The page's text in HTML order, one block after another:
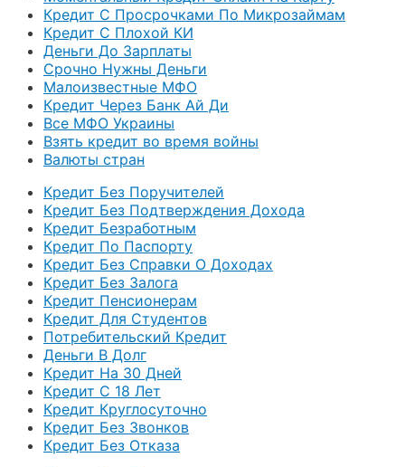
Кредит С Просрочками По Микрозаймам
Кредит С Плохой КИ
Деньги До Зарплаты
Срочно Нужны Деньги
Малоизвестные МФО
Кредит Через Банк Ай Ди
Все МФО Украины
Взять кредит во время войны
Валюты стран
Кредит Без Поручителей
Кредит Без Подтверждения Дохода
Кредит Безработным
Кредит По Паспорту
Кредит Без Справки О Доходах
Кредит Без Залога
Кредит Пенсионерам
Кредит Для Студентов
Потребительский Кредит
Деньги В Долг
Кредит На 30 Дней
Кредит С 18 Лет
Кредит Круглосуточно
Кредит Без Звонков
Кредит Без Отказа